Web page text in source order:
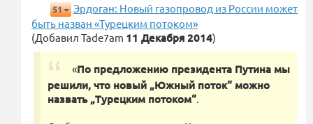
51
Эрдоган: Новый газопровод из России может
быть назван «Турецким потоком»
(Добавил Tade7am 11 Декабря 2014)
«По предложению президента Путина мы
решили, что новый „Южный поток“ можно
назвать „Турецким потоком“.